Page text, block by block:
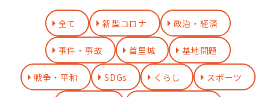
全て 新型コロナ 政治・経済
事件・事故 首里城 基地問題
戦争・平和 SDGs くらし スポーツ